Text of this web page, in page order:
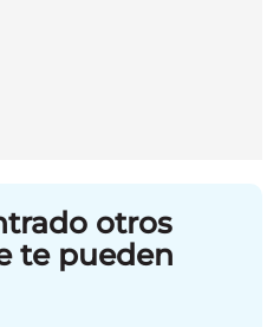
otros
te pueden